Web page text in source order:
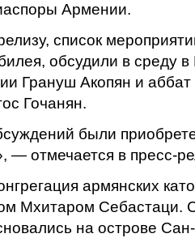
Армении.
список
обсудили в среду
Грануш Акопян и аббат
Гочанян.
были
— отмечается в пресс-
армянских
Мхитаром Себастаци.
на острове